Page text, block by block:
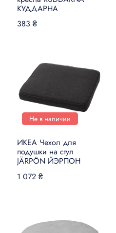
КУДДАРНА
383 ₴
Не в наличии
ИКЕА Чехол для
подушки на стул
JÄRPÖN ЙЭРПОН
1 072 ₴